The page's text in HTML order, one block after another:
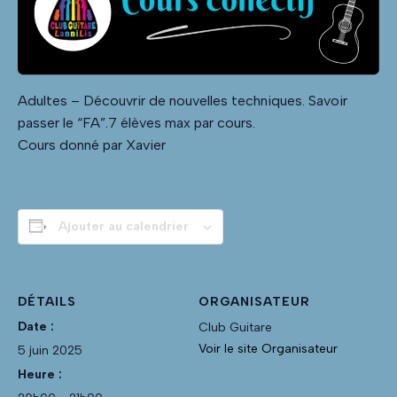
Adultes – Découvrir de nouvelles techniques. Savoir
passer le “FA”.7 élèves max par cours.
Cours donné par Xavier
Ajouter au calendrier
DÉTAILS
Date :
5 juin 2025
Heure :
ORGANISATEUR
Club Guitare
Voir le site Organisateur